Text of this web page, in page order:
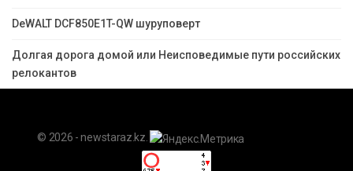
DeWALT DCF850E1T-QW шуруповерт
Долгая дорога домой или Неисповедимые пути российских
релокантов
© 2026 - newstaraz.kz.